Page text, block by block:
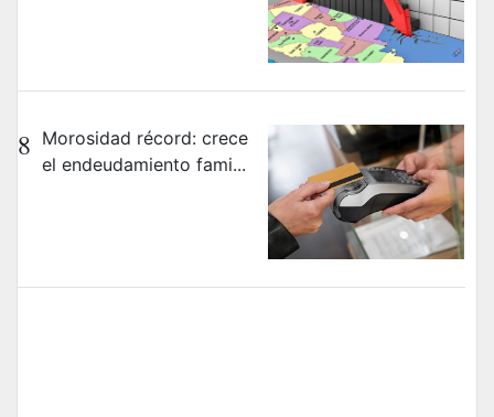
8 Morosidad récord: crece
el endeudamiento fami...